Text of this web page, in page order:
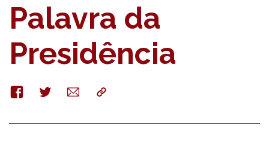
Palavra da
Presidência
FacebookTwitterE-
mail
Copy